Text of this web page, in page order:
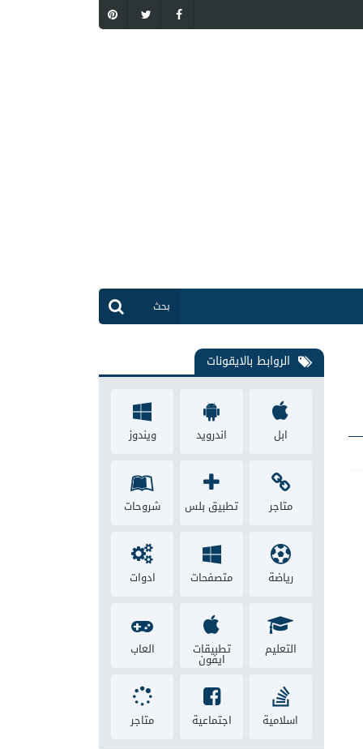
الروابط بالايقونات
ابل اندرويد ويندوز
متاجر تطبيق بلس شروحات
رياضة متصفحات ادوات
التعليم تطبيقات
ايفون
العاب
اسلامية اجتماعية متاجر